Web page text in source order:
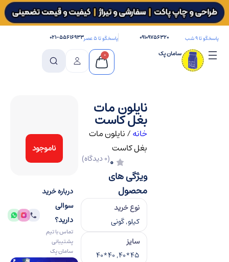
پاسخگو تا ۹ شب ۰۹۱۰۹۷۵۶۳۲۰ پاسخگو تا ۵ عصر ۰۲۱-۵۵۶۱۶۹۳۳
سامان پک 0
نایلون مات
بغل کاست
خانه/نایلون مات
بغل کاست
(0 دیدگاه)0
ویژگی های
محصول
نوع خرید
کیلو, گونی
سایز
45*40, 40*40
ناموجود
درباره خرید
سوالی
دارید؟
تماس با تیم
پشتیبانی
سامان پک